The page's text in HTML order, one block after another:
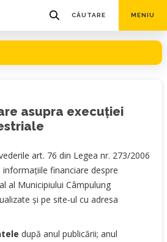
CĂUTARE MENIU
asupra execuției
art. 76 din Legea nr. 273/2006
financiare despre
al Municipiului Câmpulung
şi pe site-ul cu adresa
după anul publicării; anul